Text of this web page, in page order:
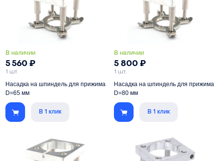
В наличии
5 560₽
1 шт.
Насадка на шпиндель для прижима
D=65 мм
Обеспечивает прижим листового
материала при раскрое на
Под шпиндель
В 1 клик
В наличии
5 800 ₽
1 шт.
Насадка на шпиндель для прижима
D=80 мм
Обеспечивает прижим листового
материала при раскрое на
Под шпиндель
В 1 клик